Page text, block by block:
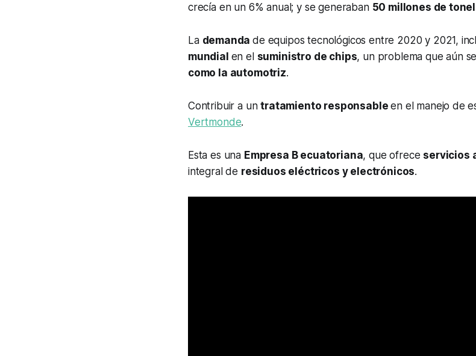
crecía en un 6% anual; y se generaban 50 millones de
La demandade equipos tecnológicos entre 2020 y 2021,
mundial en el suministro de chips, un problema que aún
como la automotriz.
Contribuir a untratamiento responsableen el manejo de
Vertmonde.
Esta es una Empresa B ecuatoriana, que ofrece servicios
integral de residuos eléctricos y electrónicos.